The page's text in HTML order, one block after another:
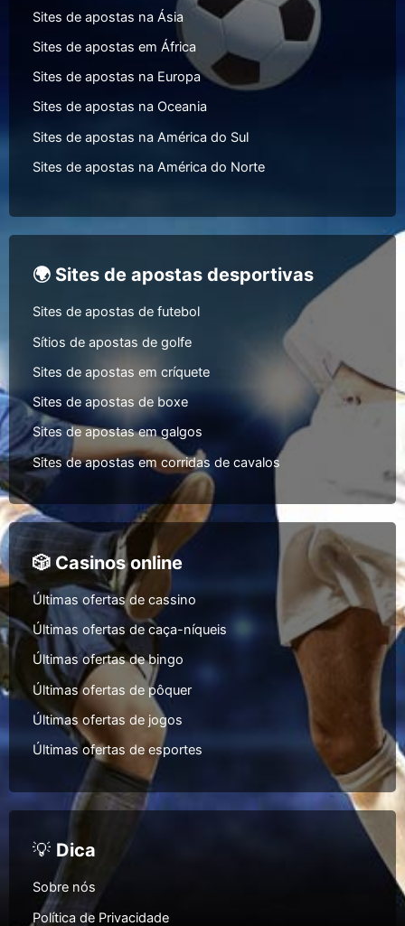
Sites de apostas na Ásia
Sites de apostas em África
Sites de apostas na Europa
Sites de apostas na Oceania
Sites de apostas na América do Sul
Sites de apostas na América do Norte
🌍 Sites de apostas desportivas
Sites de apostas de futebol
Sítios de apostas de golfe
Sites de apostas em críquete
Sites de apostas de boxe
Sites de apostas em galgos
Sites de apostas em corridas de cavalos
🎲 Casinos online
Últimas ofertas de cassino
Últimas ofertas de caça-níqueis
Últimas ofertas de bingo
Últimas ofertas de pôquer
Últimas ofertas de jogos
Últimas ofertas de esportes
💡 Dica
Sobre nós
Política de Privacidade